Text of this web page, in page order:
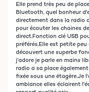
Elle prend très peu de
Bluetooth, quel bonheur
directement dans la radio
pour écouter les chaines
direct.Fonction clé USB
préférés.Elle est petite
découvert une superbe
j'adore je parle en mains
radio a sa place
fixée sous une étagère.Je
ambiance elles éclairent